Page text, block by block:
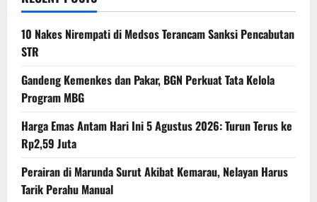
10 Nakes Nirempati di Medsos Terancam Sanksi Pencabutan
STR
Gandeng Kemenkes dan Pakar, BGN Perkuat Tata Kelola
Program MBG
Harga Emas Antam Hari Ini 5 Agustus 2026: Turun Terus ke
Rp2,59 Juta
Perairan di Marunda Surut Akibat Kemarau, Nelayan Harus
Tarik Perahu Manual